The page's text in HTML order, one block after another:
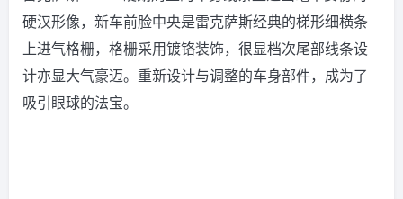
硬汉形像，新车前脸中央是雷克萨斯经典的梯形细横条
上进气格栅，格栅采用镀铬装饰，很显档次尾部线条设
计亦显大气豪迈。重新设计与调整的车身部件，成为了
吸引眼球的法宝。